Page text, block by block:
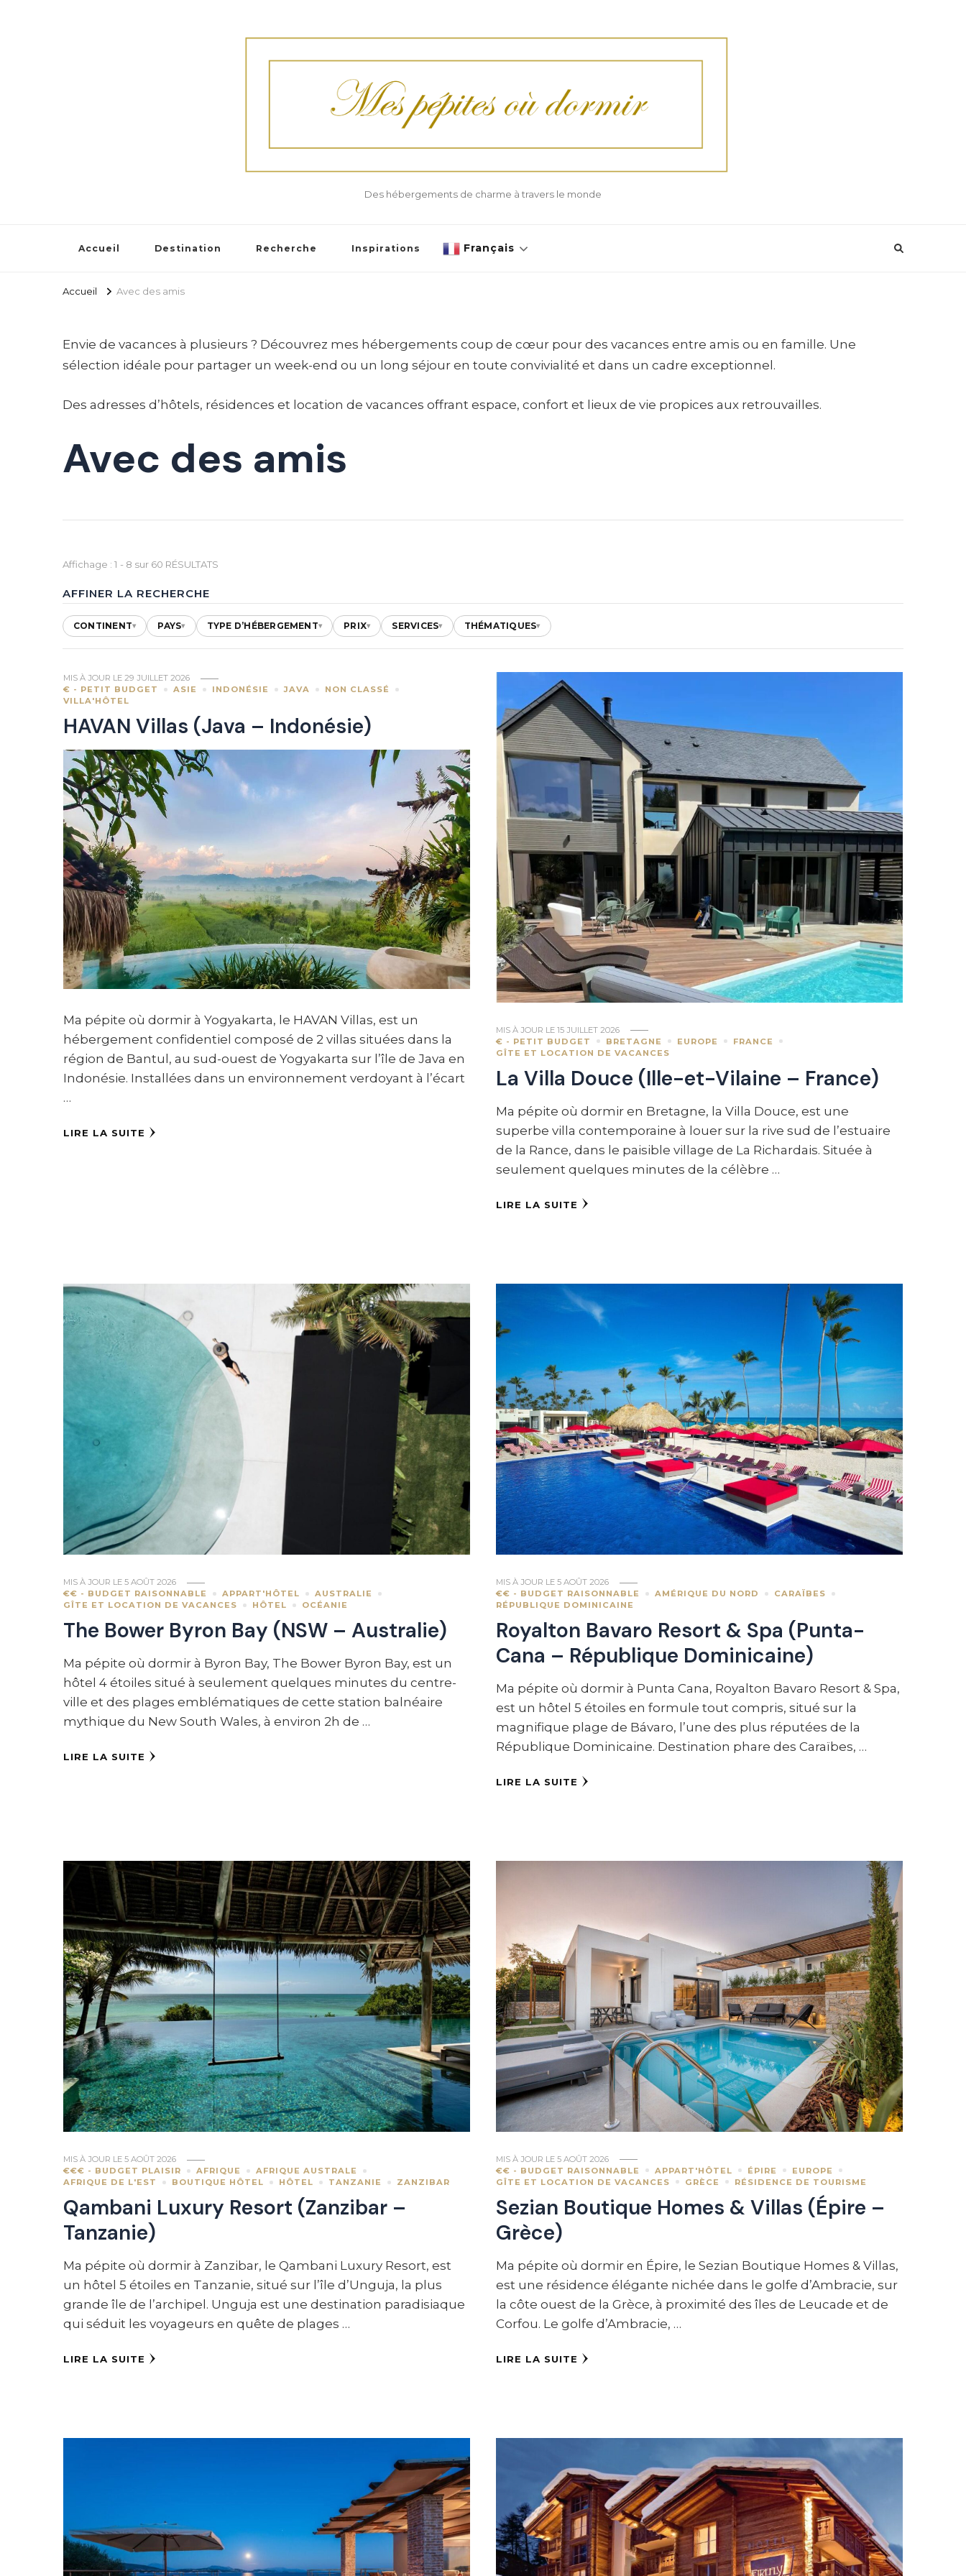
Des hébergements de charme à travers le monde
Accueil Destination Recherche Inspirations Français
Accueil Avec des amis
Envie de vacances à plusieurs ? Découvrez mes hébergements coup de cœur pour des vacances entre amis ou en famille. Une
sélection idéale pour partager un week-end ou un long séjour en toute convivialité et dans un cadre exceptionnel.
Des adresses d’hôtels, résidences et location de vacances offrant espace, confort et lieux de vie propices aux retrouvailles.
Avec des amis
Affichage : 1 - 8 sur 60 RÉSULTATS
AFFINER LA RECHERCHE
CONTINENT▾ PAYS▾ TYPE D’HÉBERGEMENT▾ PRIX▾ SERVICES▾ THÉMATIQUES▾
MIS À JOUR LE 29 JUILLET 2026
€ - PETIT BUDGET
ASIE INDONÉSIE JAVA
NON CLASSÉ
VILLA'HÔTEL
HAVAN Villas (Java – Indonésie)
Ma pépite où dormir à Yogyakarta, le HAVAN Villas, est un
hébergement confidentiel composé de 2 villas situées dans la
région de Bantul, au sud-ouest de Yogyakarta sur l’île de Java en
Indonésie. Installées dans un environnement verdoyant à l’écart
…
LIRE LA SUITE
MIS À JOUR LE15 JUILLET 2026
€ - PETIT BUDGET
BRETAGNE EUROPE
FRANCE
GÎTE ET LOCATION DE VACANCES
La Villa Douce (Ille-et-Vilaine – France)
Ma pépite où dormir en Bretagne, la Villa Douce, est une
superbe villa contemporaine à louer sur la rive sud de l’estuaire
de la Rance, dans le paisible village de La Richardais. Située à
seulement quelques minutes de la célèbre …
LIRE LA SUITE
MIS À JOUR LE 5 AOÛT 2026
€€ - BUDGET RAISONNABLE
APPART'HÔTEL
AUSTRALIE
GÎTE ET LOCATION DE VACANCES
HÔTEL OCÉANIE
The Bower Byron Bay (NSW – Australie)
Ma pépite où dormir à Byron Bay, The Bower Byron Bay, est un
hôtel 4 étoiles situé à seulement quelques minutes du centre-
ville et des plages emblématiques de cette station balnéaire
mythique du New South Wales, à environ 2h de …
LIRE LA SUITE
MIS À JOUR LE5 AOÛT 2026
€€ - BUDGET RAISONNABLE
AMÉRIQUE DU NORD
CARAÏBES
RÉPUBLIQUE DOMINICAINE
Royalton Bavaro Resort & Spa (Punta-
Cana – République Dominicaine)
Ma pépite où dormir à Punta Cana, Royalton Bavaro Resort & Spa,
est un hôtel 5 étoiles en formule tout compris, situé sur la
magnifique plage de Bávaro, l’une des plus réputées de la
République Dominicaine. Destination phare des Caraïbes, …
LIRE LA SUITE
MIS À JOUR LE 5 AOÛT 2026
€€€ - BUDGET PLAISIR
AFRIQUE
AFRIQUE AUSTRALE
AFRIQUE DE L'EST
BOUTIQUE HÔTEL HÔTEL TANZANIE ZANZIBAR
Qambani Luxury Resort (Zanzibar –
Tanzanie)
Ma pépite où dormir à Zanzibar, le Qambani Luxury Resort, est
un hôtel 5 étoiles en Tanzanie, situé sur l’île d’Unguja, la plus
grande île de l’archipel. Unguja est une destination paradisiaque
qui séduit les voyageurs en quête de plages …
LIRE LA SUITE
MIS À JOUR LE5 AOÛT 2026
€€ - BUDGET RAISONNABLE
APPART'HÔTEL ÉPIRE
EUROPE
GÎTE ET LOCATION DE VACANCES
GRÈCE RÉSIDENCE DE TOURISME
Sezian Boutique Homes & Villas (Épire –
Grèce)
Ma pépite où dormir en Épire, le Sezian Boutique Homes & Villas,
est une résidence élégante nichée dans le golfe d’Ambracie, sur
la côte ouest de la Grèce, à proximité des îles de Leucade et de
Corfou. Le golfe d’Ambracie, …
LIRE LA SUITE